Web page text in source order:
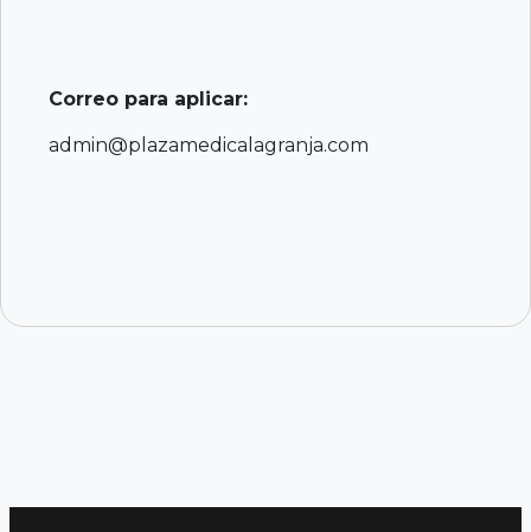
Correo para aplicar:
admin@plazamedicalagranja.com